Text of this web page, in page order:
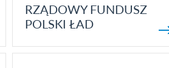
RZĄDOWY FUNDUSZ
POLSKI ŁAD